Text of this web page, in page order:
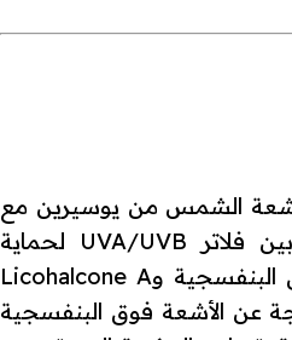
أشعة الشمس من يوسيرين مع
تقنية الطيف المتقدمة بين فلاتر UVA/UVB لحماية
عالية جدًا من الأشعة فوق البنفسجية وLicohalcone A
عن الأشعة فوق البنفسجية